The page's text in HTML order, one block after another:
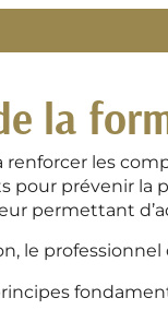
la
renforcer les
pour prévenir la
permettant
le